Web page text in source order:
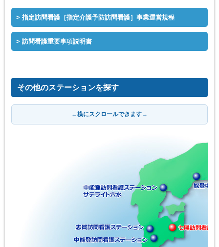
指定訪問看護［指定介護予防訪問看護］事業運営規程
訪問看護重要事項説明書
その他のステーションを探す
←横にスクロールできます→